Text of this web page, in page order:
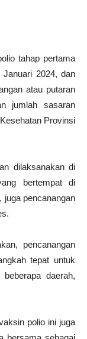
tahap pertama
2024, dan
atau putaran
jumlah sasaran
Provinsi
dilaksanakan di
bertempat di
juga pencanangan
pencanangan
tepat untuk
daerah,
polio ini juga